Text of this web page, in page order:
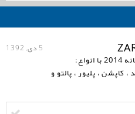
5 دی, 1392
کاپشن ، پلیور ، پالتو و